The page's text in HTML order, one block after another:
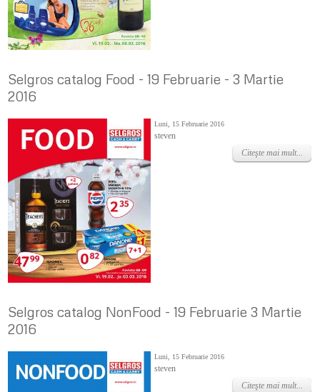
Selgros catalog Food - 19 Februarie - 3 Martie
2016
Luni, 15 Februarie 2016
steven
Citeşte mai mult...
Selgros catalog NonFood - 19 Februarie 3 Martie
2016
Luni, 15 Februarie 2016
steven
Citeşte mai mult...